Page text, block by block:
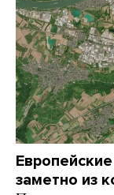
заметно из